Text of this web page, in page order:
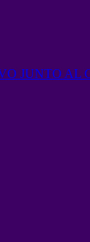
JUNTO AL